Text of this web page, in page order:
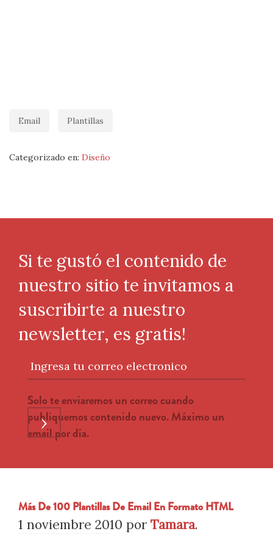
Email Plantillas
Categorizado en: Diseño
Si te gustó el contenido de
nuestro sitio te invitamos a
suscribirte a nuestro
newsletter, es gratis!
Ingresa tu correo electronico
Solo te enviaremos un correo cuando
publiquemos contenido nuevo. Máximo un
email por día.
›
Más De 100 Plantillas De Email En Formato HTML
1 noviembre 2010 por Tamara.